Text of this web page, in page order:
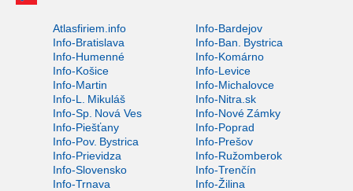
Atlasfiriem.info
Info-Bardejov
Info-Bratislava
Info-Ban. Bystrica
Info-Humenné
Info-Komárno
Info-Košice
Info-Levice
Info-Martin
Info-Michalovce
Info-L. Mikuláš
Info-Nitra.sk
Info-Sp. Nová Ves
Info-Nové Zámky
Info-Piešťany
Info-Poprad
Info-Pov. Bystrica
Info-Prešov
Info-Prievidza
Info-Ružomberok
Info-Slovensko
Info-Trenčín
Info-Trnava
Info-Žilina